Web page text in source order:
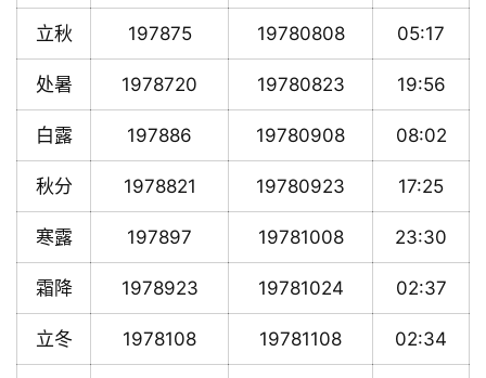
立秋 197875 19780808 05:17
处暑 1978720 19780823 19:56
白露 197886 19780908 08:02
秋分 1978821 19780923 17:25
寒露 197897 19781008 23:30
霜降 1978923 19781024 02:37
立冬 1978108 19781108 02:34